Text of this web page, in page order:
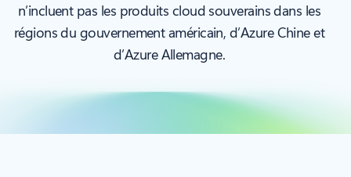
n’incluent pas les produits cloud souverains dans les
régions du gouvernement américain, d’Azure Chine et
d’Azure Allemagne.